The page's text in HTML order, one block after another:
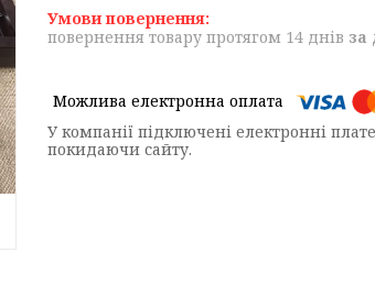
повернення товару протягом 14 днів за
У компанії підключені електронні
покидаючи сайту.